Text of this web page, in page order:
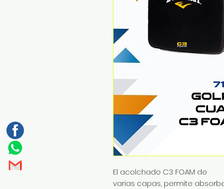
El acolchado C3 FOAM de
varias capas, permite